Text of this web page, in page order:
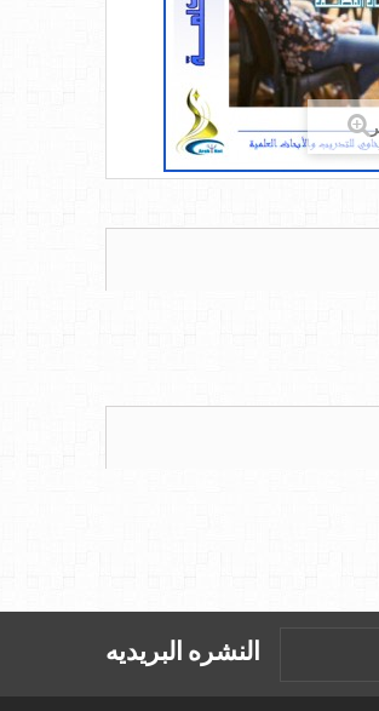
النشره البريديه